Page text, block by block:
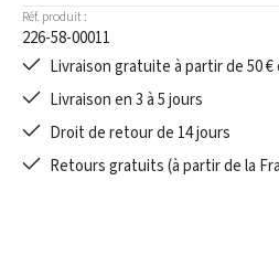
Réf. produit :
226-58-00011
Livraison gratuite à partir de 50 €
Livraison en 3 à 5 jours
Droit de retour de 14 jours
Retours gratuits (à partir de la